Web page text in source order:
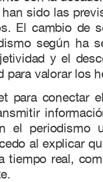
sido las
El cambio de
según ha
y el
para valorar los
para conectar
el periodismo
al explicar
tiempo real,